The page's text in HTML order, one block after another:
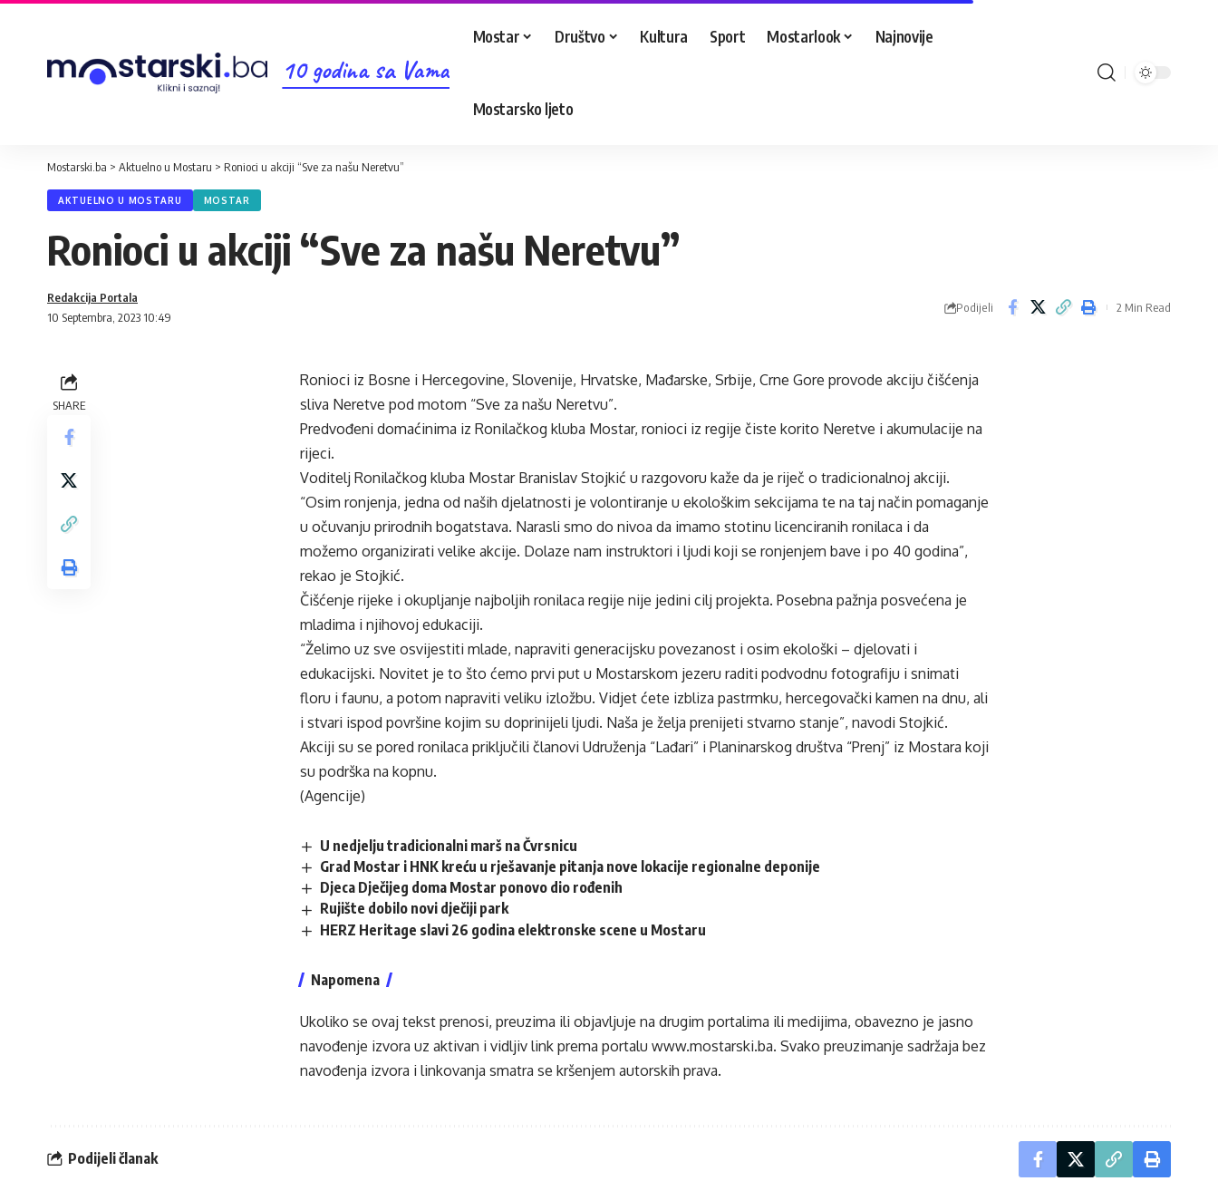
10 godina sa Vama
Mostar Društvo Kultura Sport Mostarlook Najnovije
Mostarsko ljeto
Mostarski.ba > Aktuelno u Mostaru > Ronioci u akciji “Sve za našu Neretvu”
AKTUELNO U MOSTARU MOSTAR
Ronioci u akciji “Sve za našu Neretvu”
10 Septembra, 2023 10:49
Redakcija Portala
Podijeli 2 Min Read
SHARE
Ronioci iz Bosne i Hercegovine, Slovenije, Hrvatske, Mađarske, Srbije, Crne Gore provode akciju čišćenja
sliva Neretve pod motom “Sve za našu Neretvu”.
Predvođeni domaćinima iz Ronilačkog kluba Mostar, ronioci iz regije čiste korito Neretve i akumulacije na
rijeci.
Voditelj Ronilačkog kluba Mostar Branislav Stojkić u razgovoru kaže da je riječ o tradicionalnoj akciji.
“Osim ronjenja, jedna od naših djelatnosti je volontiranje u ekološkim sekcijama te na taj način pomaganje
u očuvanju prirodnih bogatstava. Narasli smo do nivoa da imamo stotinu licenciranih ronilaca i da
možemo organizirati velike akcije. Dolaze nam instruktori i ljudi koji se ronjenjem bave i po 40 godina”,
rekao je Stojkić.
Čišćenje rijeke i okupljanje najboljih ronilaca regije nije jedini cilj projekta. Posebna pažnja posvećena je
mladima i njihovoj edukaciji.
“Želimo uz sve osvijestiti mlade, napraviti generacijsku povezanost i osim ekološki – djelovati i
edukacijski. Novitet je to što ćemo prvi put u Mostarskom jezeru raditi podvodnu fotografiju i snimati
floru i faunu, a potom napraviti veliku izložbu. Vidjet ćete izbliza pastrmku, hercegovački kamen na dnu, ali
i stvari ispod površine kojim su doprinijeli ljudi. Naša je želja prenijeti stvarno stanje”, navodi Stojkić.
Akciji su se pored ronilaca priključili članovi Udruženja “Lađari” i Planinarskog društva “Prenj” iz Mostara koji
su podrška na kopnu.
(Agencije)
U nedjelju tradicionalni marš na Čvrsnicu
Grad Mostar i HNK kreću u rješavanje pitanja nove lokacije regionalne deponije
Djeca Dječijeg doma Mostar ponovo dio rođenih
Rujište dobilo novi dječiji park
HERZ Heritage slavi 26 godina elektronske scene u Mostaru
Napomena
Ukoliko se ovaj tekst prenosi, preuzima ili objavljuje na drugim portalima ili medijima, obavezno je jasno
navođenje izvora uz aktivan i vidljiv link prema portalu www.mostarski.ba. Svako preuzimanje sadržaja bez
navođenja izvora i linkovanja smatra se kršenjem autorskih prava.
Podijeli članak